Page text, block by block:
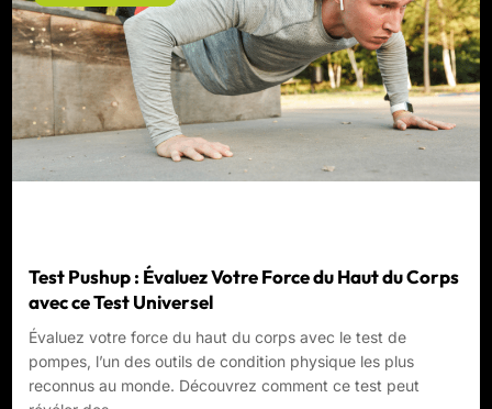
Test Pushup : Évaluez Votre Force du Haut du Corps
avec ce Test Universel
Évaluez votre force du haut du corps avec le test de
pompes, l’un des outils de condition physique les plus
reconnus au monde. Découvrez comment ce test peut